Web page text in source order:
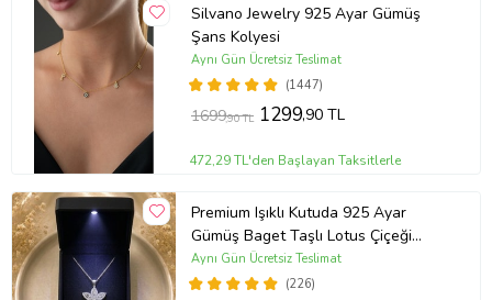
Silvano Jewelry 925 Ayar Gümüş
Şans Kolyesi
(1447)
Aynı Gün Ücretsiz Teslimat
1699,90 TL 1299,90 TL
472,29 TL'den Başlayan Taksitlerle
Premium Işıklı Kutuda 925 Ayar
Gümüş Baget Taşlı Lotus Çiçeği
Kolye
(226)
Aynı Gün Ücretsiz Teslimat